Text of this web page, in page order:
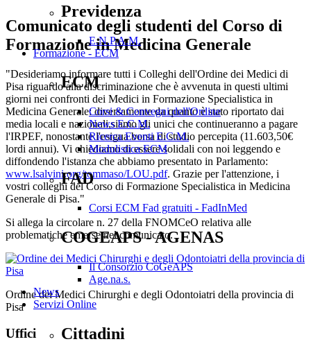
Previdenza
E.N.P.A.M.
Formazione - ECM
ECM
Corsi & Convegni dell'Ordine
News E.C.M.
Ricerca Eventi E.C.M.
Modulistica ECM
FAD
Corsi ECM Fad gratuiti - FadInMed
COGEAPS - AGENAS
Il Consorzio CoGeAPS
Age.na.s.
News
Servizi Online
Cittadini
Comunicato degli studenti del Corso di
Formazione in Medicina Generale
"Desideriamo informare tutti i Colleghi dell'Ordine dei Medici di
Pisa riguardo alla discriminazione che è avvenuta in questi ultimi
giorni nei confronti dei Medici in Formazione Specialistica in
Medicina Generale: diversamente da quanto è stato riportato dai
media locali e nazionali,siamo gli unici che continueranno a pagare
l'IRPEF, nonostante l'esigua borsa di studio percepita (11.603,50€
lordi annui). Vi chiediamo di essere solidali con noi leggendo e
diffondendo l'istanza che abbiamo presentato in Parlamento:
www.lsalvini.org/tommaso/LOU.pdf. Grazie per l'attenzione, i
vostri colleghi del Corso di Formazione Specialistica in Medicina
Generale di Pisa."
Si allega la circolare n. 27 della FNOMCeO relativa alle
problematiche emerse nel comunicato.
Ordine dei Medici Chirurghi e degli Odontoiatri della provincia di
Pisa
Uffici